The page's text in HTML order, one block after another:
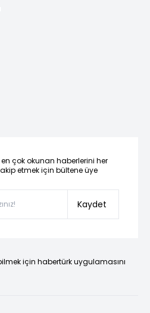
çok okunan haberlerini her
etmek için bültene üye
Kaydet
için habertürk uygulamasını